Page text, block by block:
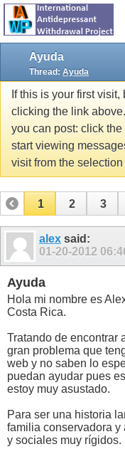
Ayuda
Thread: Ayuda
If this is your first
clicking the link
you can post: click
start viewing
visit from the selection
1 2 3
10 11 12
alex said:
01-20-2012
Ayuda
Hola mi nombre es
Costa Rica.
Tratando de encontrar
gran problema que
web y no saben lo
puedan ayudar pues
estoy muy asustado.
Para ser una historia
familia conservadora
y sociales muy rígidos.